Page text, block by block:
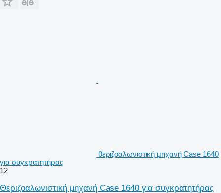
θεριζοαλωνιστική μηχανή Case 1640
για συγκρατητήρας
12
Θεριζοαλωνιστική μηχανή Case 1640 για συγκρατητήρας